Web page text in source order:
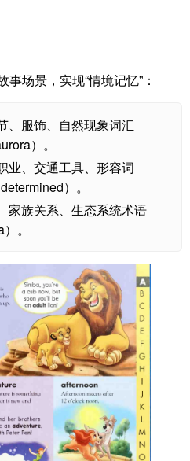
场景，实现“情境记忆”：
、服饰、自然现象词汇
）。
业、交通工具、形容词
）。
家族关系、生态系统术语
。